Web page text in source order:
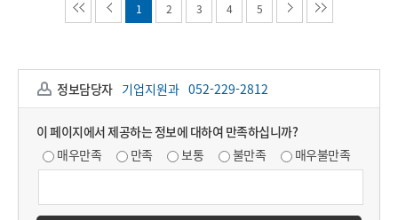
1 2 3 4 5
정보담당자 기업지원과 052-229-2812
이 페이지에서 제공하는 정보에 대하여 만족하십니까?
매우만족
만족 보통 불만족 매우불만족